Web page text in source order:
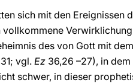
sich mit den
des von Gott mit
vgl. Ez 36,26 –27), in
schwer, in dieser